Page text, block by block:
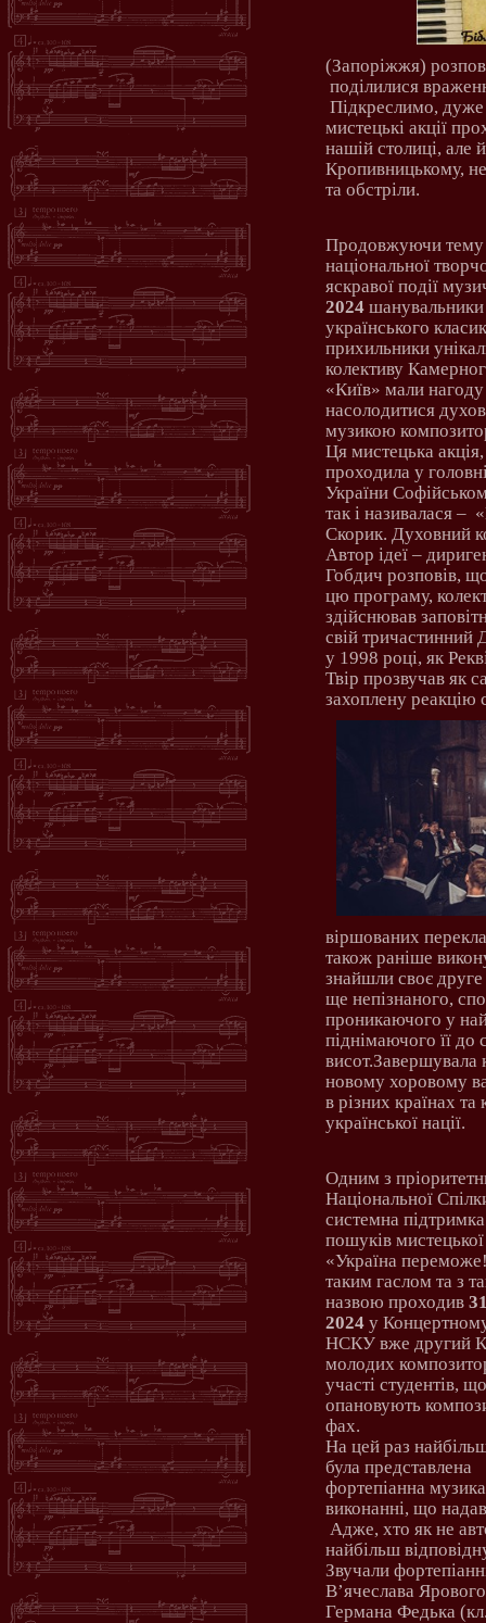
(Запоріжжя)
поділилися
Підкреслимо,
мистецькі акції
нашій столиці, але
Кропивницькому,
та обстріли.
Продовжуючи тему
національної
яскравої події
2024 шанувальники
українського
прихильники
колективу
«Київ» мали нагоду
насолодитися
музикою
Ця мистецька
проходила у
України
так і називалася –
Скорик. Духовний
Автор ідеї –
Гобдич розповів,
цю програму,
здійснював
свій тричастинний
у 1998 році, як
Твір прозвучав як
захоплену реакцію
віршованих
також раніше
знайшли своє
ще непізнаного,
проникаючого у
піднімаючого її
висот.Завершувала
новому хоровому
в різних країнах
української нації.
Одним з
Національної
системна
пошуків
«Україна
таким гаслом та з
назвою проходив
2024 у
НСКУ вже другий
молодих
участі студентів,
опановують
фах.
На цей раз
була представлена
фортепіанна
виконанні, що
Адже, хто як не
найбільш
Звучали
В’ячеслава
Германа Федька